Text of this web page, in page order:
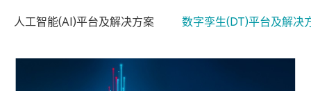
人工智能(AI)平台及解决方案 数字孪生(DT)平台及解决